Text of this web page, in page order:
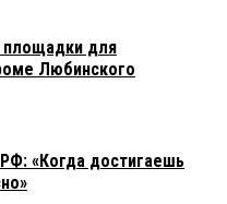
площадки для
Любинского
«Когда достигаешь